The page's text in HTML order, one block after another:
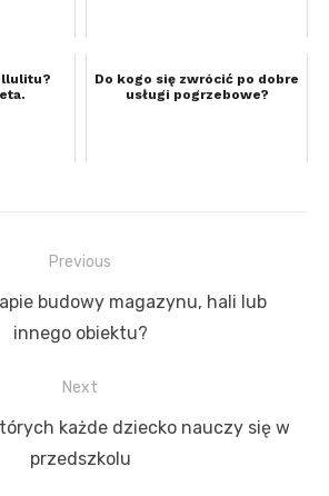
Do kogo się zwrócić po dobre
usługi pogrzebowe?
Previous
budowy magazynu, hali lub
innego obiektu?
Next
każde dziecko nauczy się w
przedszkolu